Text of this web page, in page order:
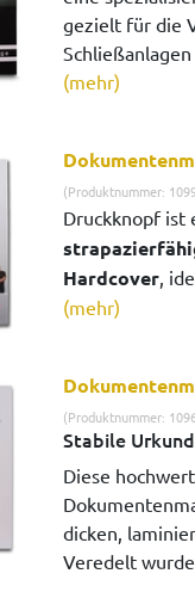
gezielt für die
(mehr)
(Produktnummer:
Druckknopf ist
Hardcover,
(mehr)
(Produktnummer:
Stabile
Diese
dicken,
Veredelt